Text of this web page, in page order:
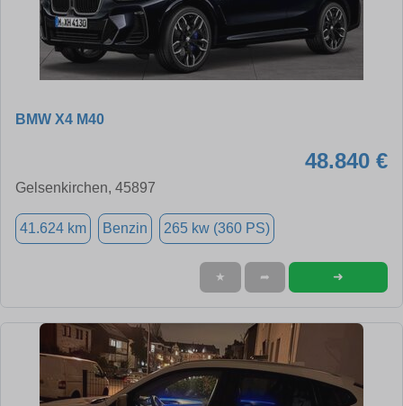
BMW X4 M40
48.840 €
Gelsenkirchen, 45897
41.624 km Benzin 265 kw (360 PS)
★ ➦ ➜